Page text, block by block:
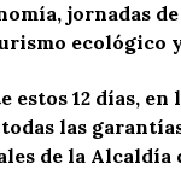
jornadas
ecológico
12 días,
las
de la Alcaldía